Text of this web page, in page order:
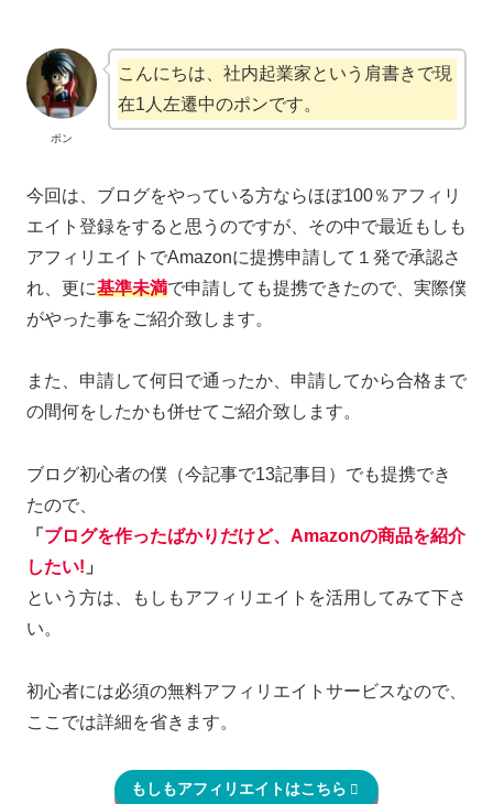
ポン
こんにちは、社内起業家という肩書きで現
在1人左遷中のポンです。
今回は、ブログをやっている方ならほぼ100％アフィリ
エイト登録をすると思うのですが、その中で最近もしも
アフィリエイトでAmazonに提携申請して１発で承認さ
れ、更に基準未満で申請しても提携できたので、実際僕
がやった事をご紹介致します。
また、申請して何日で通ったか、申請してから合格まで
の間何をしたかも併せてご紹介致します。
ブログ初心者の僕（今記事で13記事目）でも提携でき
たので、
「 ブログを作ったばかりだけど、Amazonの商品を紹介
したい! 」
という方は、もしもアフィリエイトを活用してみて下さ
い。
初心者には必須の無料アフィリエイトサービスなので、
ここでは詳細を省きます。
もしもアフィリエイトはこちら